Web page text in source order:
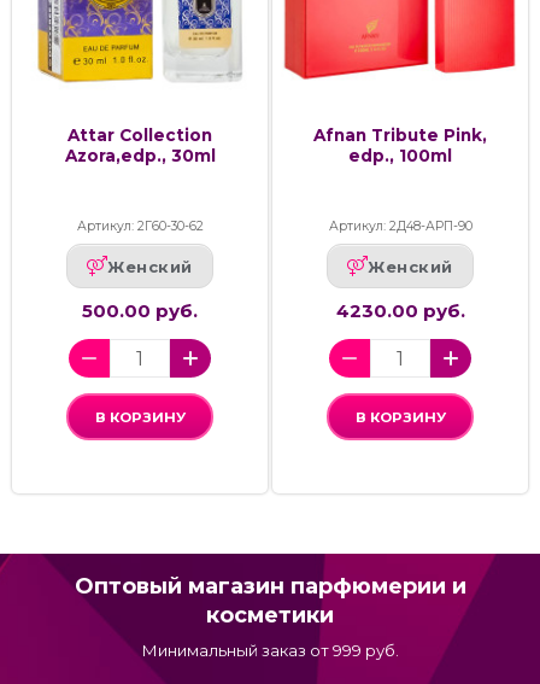
Attar Collection
Azora,edp., 30ml
Артикул: 2Г60-30-62
Женский
500.00 руб.
В КОРЗИНУ
Afnan Tribute Pink,
edp., 100ml
Артикул: 2Д48-АРП-90
Женский
4230.00 руб.
В КОРЗИНУ
Оптовый магазин парфюмерии и
косметики
Минимальный заказ от 999 руб.